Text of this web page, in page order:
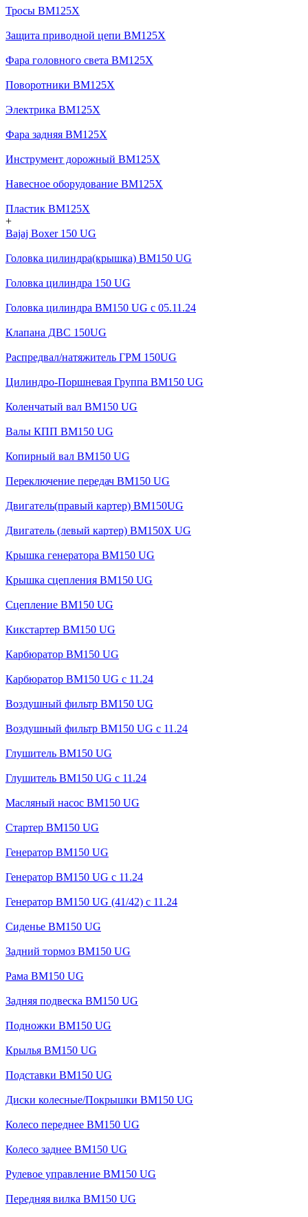
Тросы BM125X
Защита приводной цепи BM125X
Фара головного света BM125X
Поворотники BM125X
Электрика BM125X
Фара задняя BM125X
Инструмент дорожный BM125X
Навесное оборудование BM125X
Пластик BM125X
+
Bajaj Boxer 150 UG
Головка цилиндра(крышка) BM150 UG
Головка цилиндра 150 UG
Головка цилиндра BM150 UG c 05.11.24
Клапана ДВС 150UG
Распредвал/натяжитель ГРМ 150UG
Цилиндро-Поршневая Группа BM150 UG
Коленчатый вал BM150 UG
Валы КПП BM150 UG
Копирный вал BM150 UG
Переключение передач BM150 UG
Двигатель(правый картер) ВМ150UG
Двигатель (левый картер) BM150X UG
Крышка генератора BM150 UG
Крышка сцепления BM150 UG
Сцепление BM150 UG
Кикстартер BM150 UG
Карбюратор BM150 UG
Карбюратор BM150 UG с 11.24
Воздушный фильтр BM150 UG
Воздушный фильтр BM150 UG c 11.24
Глушитель BM150 UG
Глушитель BM150 UG с 11.24
Масляный насос BM150 UG
Стартер BM150 UG
Генератор BM150 UG
Генератор BM150 UG с 11.24
Генератор BM150 UG (41/42) с 11.24
Сиденье BM150 UG
Задний тормоз BM150 UG
Рама BM150 UG
Задняя подвеска BM150 UG
Подножки BM150 UG
Крылья BM150 UG
Подставки BM150 UG
Диски колесные/Покрышки BM150 UG
Колесо переднее BM150 UG
Колесо заднее BM150 UG
Рулевое управление BM150 UG
Передняя вилка BM150 UG